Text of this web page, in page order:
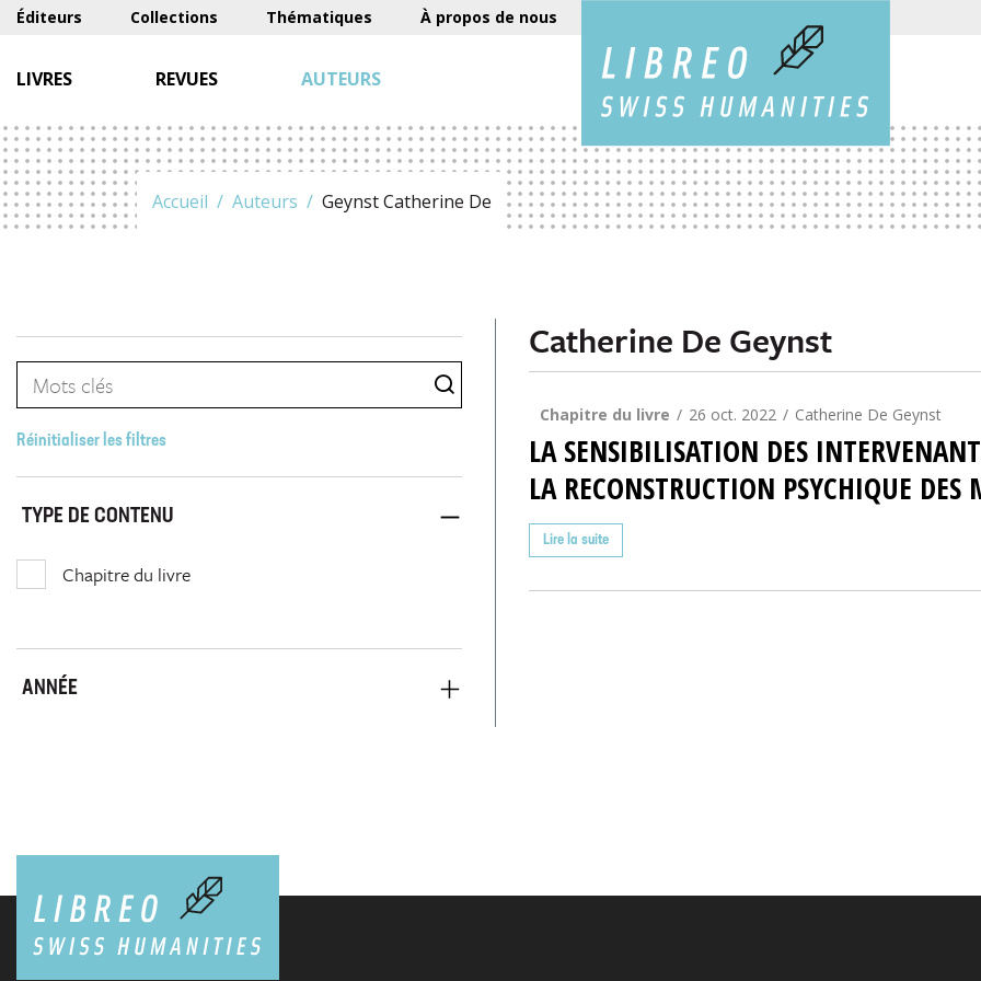
Éditeurs Collections Thématiques À propos de nous
LIVRES REVUES AUTEURS
Accueil Auteurs Geynst Catherine De
Réinitialiser les filtres
TYPE DE CONTENU
Chapitre du livre
ANNÉE
Catherine De Geynst
Chapitre du livre 26 oct. 2022 Catherine De Geynst
LA SENSIBILISATION DES
LA RECONSTRUCTION PSYCHIQUE DES
Lire la suite